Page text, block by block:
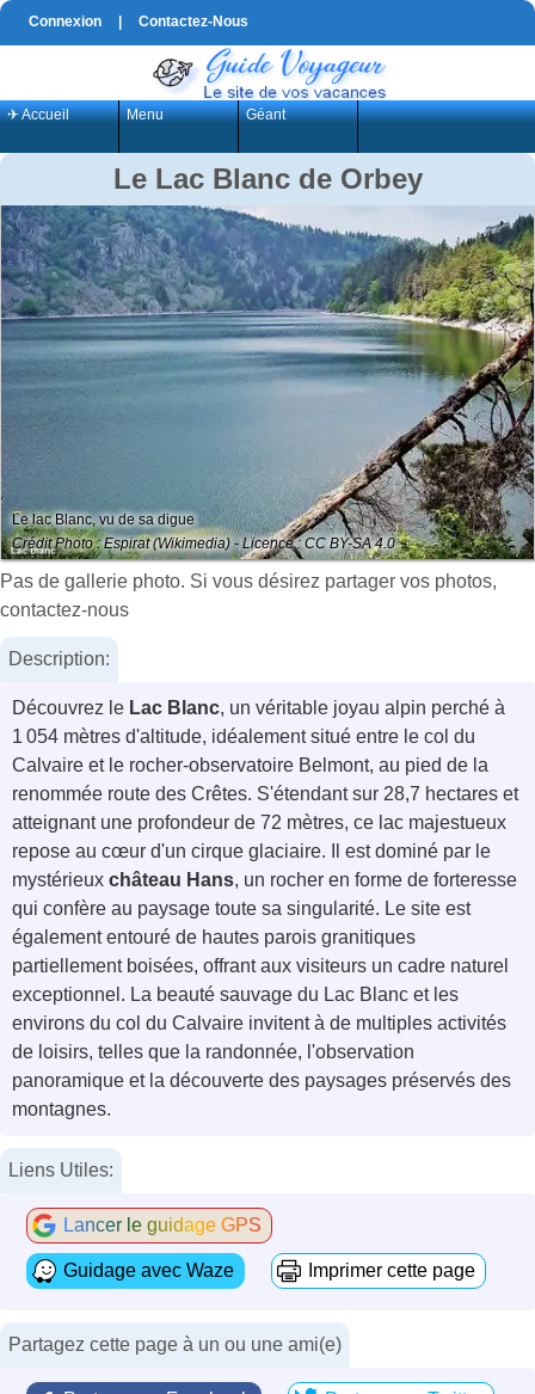
Connexion Contactez-Nous
✈ Accueil Menu Géant
Le Lac Blanc de Orbey
Le lac Blanc, vu de sa digue
Crédit Photo : Espirat (Wikimedia) - Licence : CC BY-SA 4.0
Pas de gallerie photo. Si vous désirez partager vos photos,
contactez-nous
Description:
Découvrez le Lac Blanc, un véritable joyau alpin perché à
1 054 mètres d'altitude, idéalement situé entre le col du
Calvaire et le rocher-observatoire Belmont, au pied de la
renommée route des Crêtes. S'étendant sur 28,7 hectares et
atteignant une profondeur de 72 mètres, ce lac majestueux
repose au cœur d'un cirque glaciaire. Il est dominé par le
mystérieux château Hans, un rocher en forme de forteresse
qui confère au paysage toute sa singularité. Le site est
également entouré de hautes parois granitiques
partiellement boisées, offrant aux visiteurs un cadre naturel
exceptionnel. La beauté sauvage du Lac Blanc et les
environs du col du Calvaire invitent à de multiples activités
de loisirs, telles que la randonnée, l'observation
panoramique et la découverte des paysages préservés des
montagnes.
Liens Utiles:
Lancer le guidage GPS
Guidage avec Waze Imprimer cette page
Partagez cette page à un ou une ami(e)